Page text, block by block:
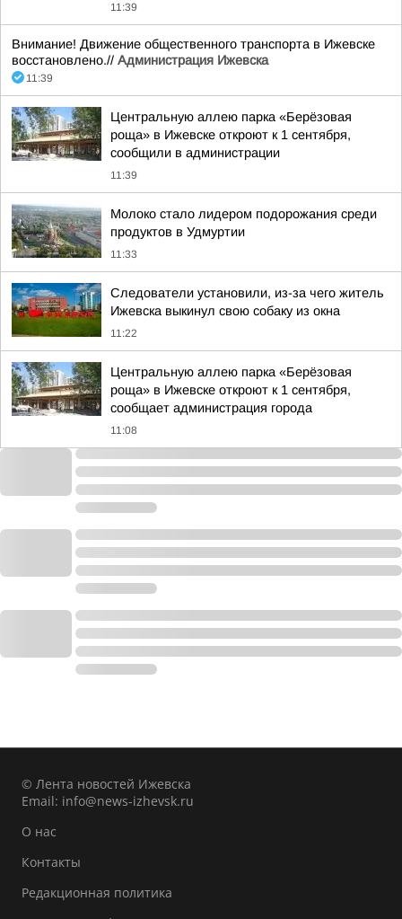
11:39
Внимание! Движение общественного транспорта в Ижевске
восстановлено.// Администрация Ижевска
11:39
Центральную аллею парка «Берёзовая
роща» в Ижевске откроют к 1 сентября,
сообщили в администрации
11:39
Молоко стало лидером подорожания среди
продуктов в Удмуртии
11:33
Следователи установили, из-за чего житель
Ижевска выкинул свою собаку из окна
11:22
Центральную аллею парка «Берёзовая
роща» в Ижевске откроют к 1 сентября,
сообщает администрация города
11:08
© Лента новостей Ижевска
Email: info@news-izhevsk.ru
О нас
Контакты
Редакционная политика